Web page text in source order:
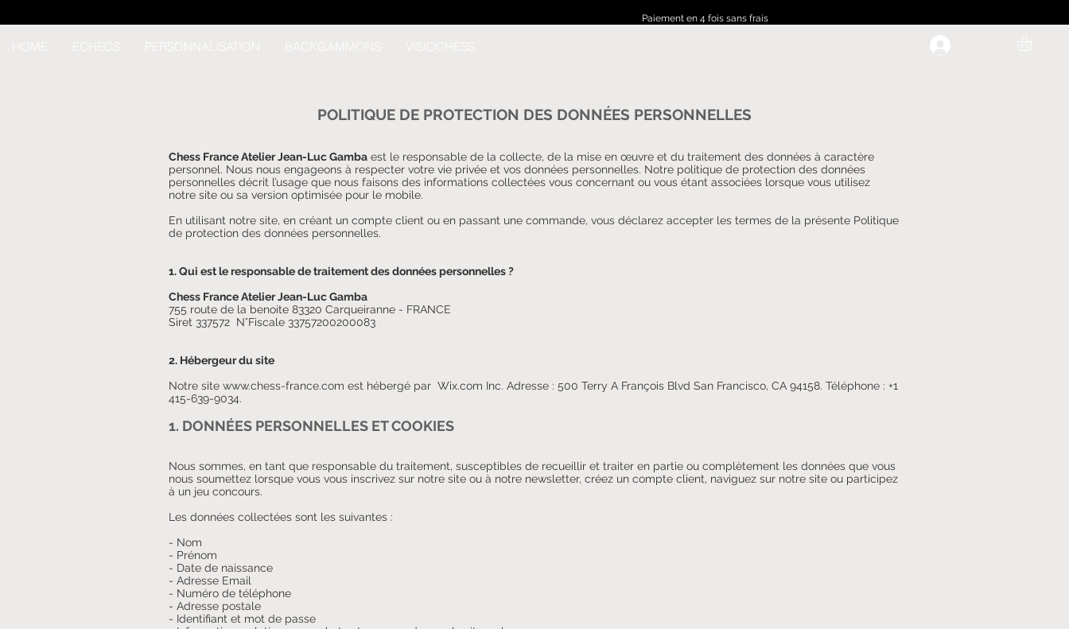
Paiement en 4 fois sans frais
POLITIQUE DE PROTECTION DES DONNÉES PERSONNELLES
Chess France Atelier Jean-Luc Gamba est le responsable de la collecte, de la mise en œuvre et du traitement des données à caractère
personnel. Nous nous engageons à respecter votre vie privée et vos données personnelles. Notre politique de protection des données
personnelles décrit l’usage que nous faisons des informations collectées vous concernant ou vous étant associées lorsque vous utilisez
notre site ou sa version optimisée pour le mobile.
En utilisant notre site, en créant un compte client ou en passant une commande, vous déclarez accepter les termes de la présente Politique
de protection des données personnelles.
1. Qui est le responsable de traitement des données personnelles ?
Chess France Atelier Jean-Luc Gamba
755 route de la benoite 83320 Carqueiranne - FRANCE
Siret 337572 N°Fiscale 33757200200083
2. Hébergeur du site
Notre site www.chess-france.com est hébergé par Wix.com Inc. Adresse : 500 Terry A François Blvd San Francisco, CA 94158. Téléphone : +1
415-639-9034.
1. DONNÉES PERSONNELLES ET COOKIES
Nous sommes, en tant que responsable du traitement, susceptibles de recueillir et traiter en partie ou complètement les données que vous
nous soumettez lorsque vous vous inscrivez sur notre site ou à notre newsletter, créez un compte client, naviguez sur notre site ou participez
à un jeu concours.
Les données collectées sont les suivantes :
- Nom
- Prénom
- Date de naissance
- Adresse Email
- Numéro de téléphone
- Adresse postale
- Identifiant et mot de passe